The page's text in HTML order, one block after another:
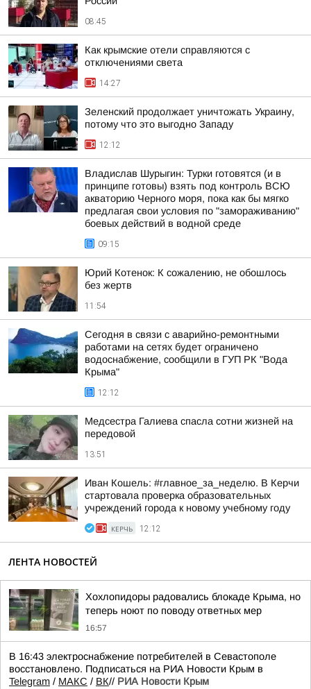
08:45
Как крымские отели справляются с
отключениями света
14:27
Зеленский продолжает уничтожать Украину,
потому что это выгодно Западу
12:12
Владислав Шурыгин: Турки готовятся (и в
принципе готовы) взять под контроль ВСЮ
акваторию Черного моря, пока как бы мягко
предлагая свои условия по "замораживанию"
боевых действий в водной среде
09:15
Юрий Котенок: К сожалению, не обошлось
без жертв
11:54
Сегодня в связи с аварийно-ремонтными
работами на сетях будет ограничено
водоснабжение, сообщили в ГУП РК "Вода
Крыма"
12:12
Медсестра Галиева спасла сотни жизней на
передовой
13:51
Иван Кошель: #главное_за_неделю. В Керчи
стартовала проверка образовательных
учреждений города к новому учебному году
КЕРЧЬ 12:12
ЛЕНТА НОВОСТЕЙ
Хохлопидоры радовались блокаде Крыма, но
теперь ноют по поводу ответных мер
16:57
В 16:43 электроснабжение потребителей в Севастополе
восстановлено. Подписаться на РИА Новости Крым в
Telegram / МАКС / ВК// РИА Новости Крым